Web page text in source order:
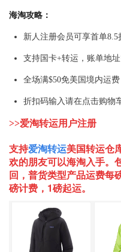
海淘攻略 ：
新人注册会员可享首单8.5
支持国卡+转运，账单地
全场满$50免美国境内运
折扣码输入请在点击购物
>>爱淘转运用户注册
支持爱淘转运美国转运仓
欢的朋友可以海淘入手。
回，普货类型产品运费每
磅计费，1磅起运。